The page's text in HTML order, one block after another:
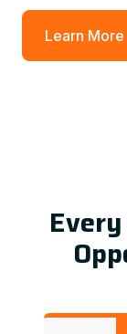
Learn More